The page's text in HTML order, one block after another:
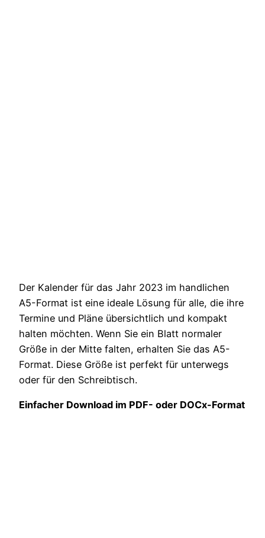
Der Kalender für das Jahr 2023 im handlichen
A5-Format ist eine ideale Lösung für alle, die ihre
Termine und Pläne übersichtlich und kompakt
halten möchten. Wenn Sie ein Blatt normaler
Größe in der Mitte falten, erhalten Sie das A5-
Format. Diese Größe ist perfekt für unterwegs
oder für den Schreibtisch.
Einfacher Download im PDF- oder DOCx-Format